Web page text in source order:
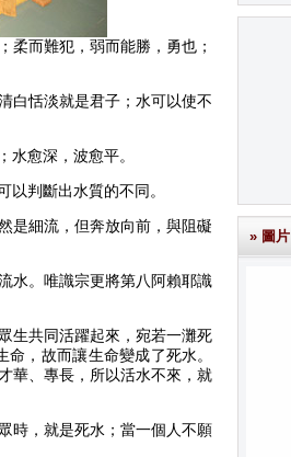
柔而難犯，弱而能勝，勇也；
白恬淡就是君子；水可以使不
水愈深，波愈平。
判斷出水質的不同。
是細流，但奔放向前，與阻礙
水。唯識宗更將第八阿賴耶識
生共同活躍起來，宛若一灘死
，故而讓生命變成了死水。
華、專長，所以活水不來，就
時，就是死水；當一個人不願
» 圖片